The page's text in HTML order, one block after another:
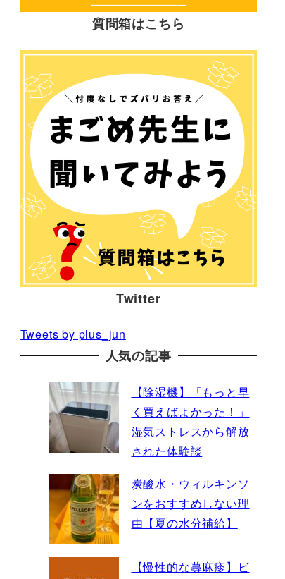
質問箱はこちら
Twitter
Tweets by plus_jun
人気の記事
【除湿機】「もっと早
く買えばよかった！」
湿気ストレスから解放
された体験談
炭酸水・ウィルキンソ
ンをおすすめしない理
由【夏の水分補給】
【慢性的な蕁麻疹】ビ